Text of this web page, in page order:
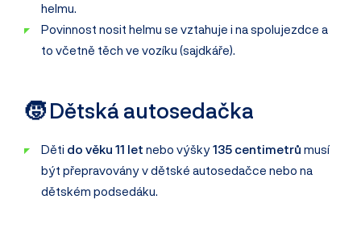
helmu.
Povinnost nosit helmu se vztahuje i na spolujezdce a
to včetně těch ve vozíku (sajdkáře).
🧒 Dětská autosedačka
Děti do věku 11 let nebo výšky135 centimetrů musí
být přepravovány v dětské autosedačce nebo na
dětském podsedáku.